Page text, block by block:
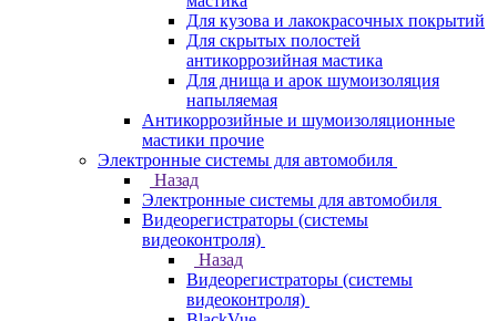
Для кузова и лакокрасочных покрытий
Для скрытых полостей
антикоррозийная мастика
Для днища и арок шумоизоляция
напыляемая
Антикоррозийные и шумоизоляционные
мастики прочие
Электронные системы для автомобиля
Назад
Электронные системы для автомобиля
Видеорегистраторы (системы
видеоконтроля)
Назад
Видеорегистраторы (системы
видеоконтроля)